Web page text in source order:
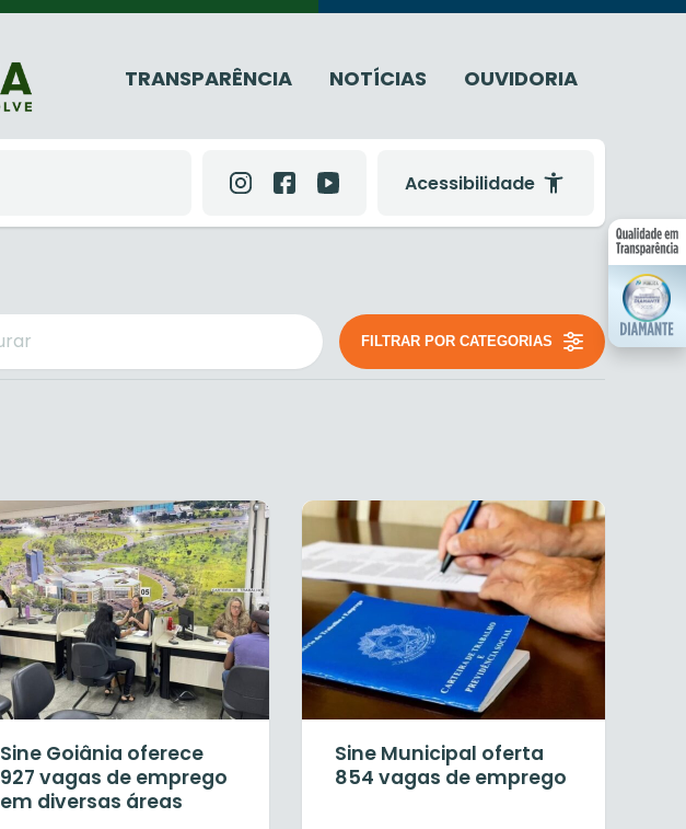
TRANSPARÊNCIA NOTÍCIAS OUVIDORIA
Acessibilidade
FILTRAR POR CATEGORIAS
Sine Goiânia oferece
927 vagas de emprego
em diversas áreas
Sine Municipal oferta
854 vagas de emprego